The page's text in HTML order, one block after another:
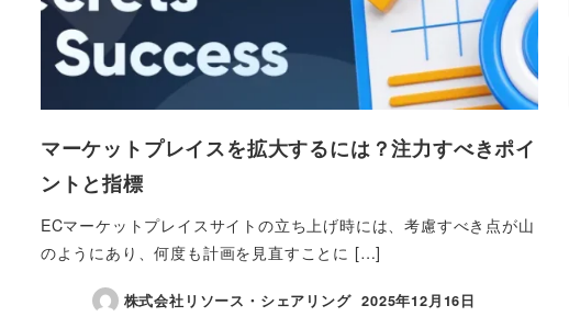
マーケットプレイスを拡大するには？注力すべきポイ
ントと指標
ECマーケットプレイスサイトの立ち上げ時には、考慮すべき点が山
のようにあり、何度も計画を見直すことに […]
株式会社リソース・シェアリング
投稿日
2025年12月16日